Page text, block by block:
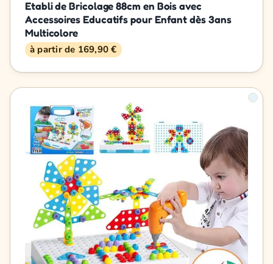
Etabli de Bricolage 88cm en Bois avec
Accessoires Educatifs pour Enfant dès 3ans
Multicolore
à partir de 169,90 €